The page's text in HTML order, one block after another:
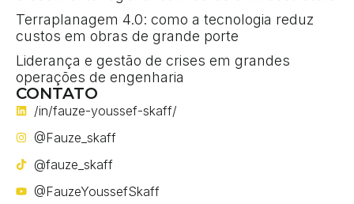
Terraplanagem 4.0: como a tecnologia reduz
custos em obras de grande porte
Liderança e gestão de crises em grandes
operações de engenharia
CONTATO
/in/fauze-youssef-skaff/
@Fauze_skaff
@fauze_skaff
@FauzeYoussefSkaff